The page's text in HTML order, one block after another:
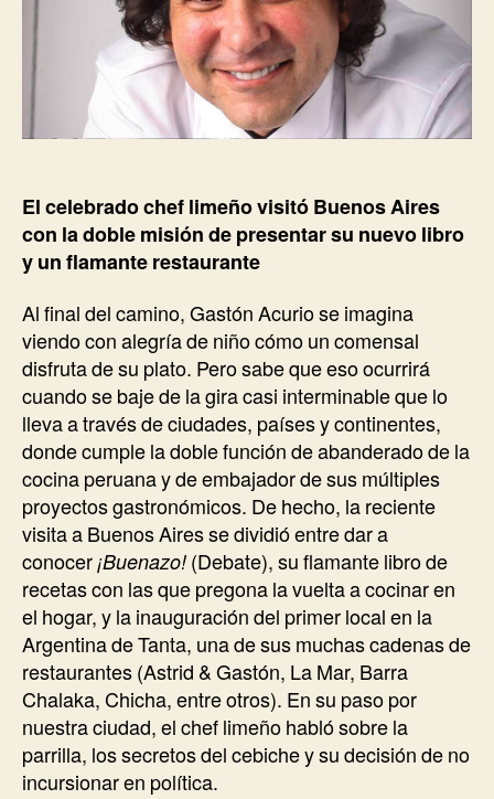
política»
El celebrado chef limeño visitó Buenos Aires
con la doble misión de presentar su nuevo libro
y un flamante restaurante
Al final del camino, Gastón Acurio se imagina
viendo con alegría de niño cómo un comensal
disfruta de su plato. Pero sabe que eso ocurrirá
cuando se baje de la gira casi interminable que lo
lleva a través de ciudades, países y continentes,
donde cumple la doble función de abanderado de la
cocina peruana y de embajador de sus múltiples
proyectos gastronómicos. De hecho, la reciente
visita a Buenos Aires se dividió entre dar a
conocer¡Buenazo! (Debate), su flamante libro de
recetas con las que pregona la vuelta a cocinar en
el hogar, y la inauguración del primer local en la
Argentina de Tanta, una de sus muchas cadenas de
restaurantes (Astrid & Gastón, La Mar, Barra
Chalaka, Chicha, entre otros). En su paso por
nuestra ciudad, el chef limeño habló sobre la
parrilla, los secretos del cebiche y su decisión de no
incursionar en política.